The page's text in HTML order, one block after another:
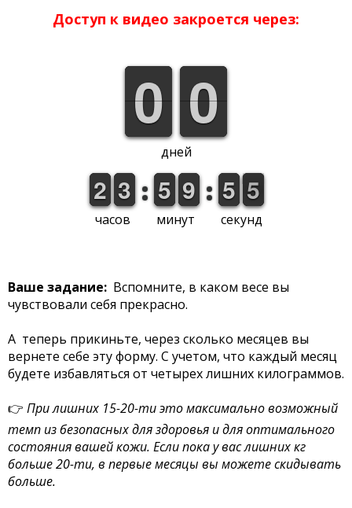
Доступ к видео закроется через:
дней
9
9
0
0 1
0
0
часов
0
2
2 0
3
3
минут
0
5
5 0
9
9
секунд
0
5
5 5
5
4
Ваше задание: Вспомните, в каком весе вы
чувствовали себя прекрасно.
А теперь прикиньте, через сколько месяцев вы
вернете себе эту форму. С учетом, что каждый месяц
будете избавляться от четырех лишних килограммов.
👉 При лишних 15-20-ти это максимально возможный
темп из безопасных для здоровья и для оптимального
состояния вашей кожи. Если пока у вас лишних кг
больше 20-ти, в первые месяцы вы можете скидывать
больше.